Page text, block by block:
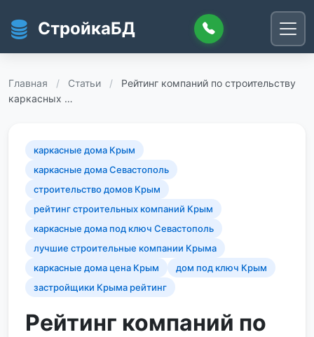
СтройкаБД
Главная / Статьи /
Рейтинг компаний по строительству
каркасных …
каркасные дома Крым
каркасные дома Севастополь
строительство домов Крым
рейтинг строительных компаний Крым
каркасные дома под ключ Севастополь
лучшие строительные компании Крыма
каркасные дома цена Крым
дом под ключ Крым
застройщики Крыма рейтинг
Рейтинг компаний по